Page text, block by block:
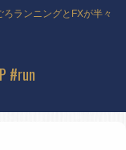
ランニングとFXが半々
#run